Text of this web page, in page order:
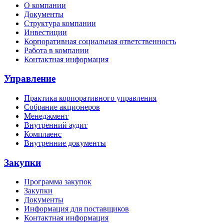
О компании
Документы
Структура компании
Инвестиции
Корпоративная социальная ответственность
Работа в компании
Контактная информация
Управление
Практика корпоративного управления
Собрание акционеров
Менеджмент
Внутренний аудит
Комплаенс
Внутренние документы
Закупки
Программа закупок
Закупки
Документы
Информация для поставщиков
Контактная информация